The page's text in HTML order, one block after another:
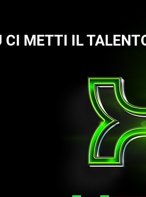
CI METTI IL